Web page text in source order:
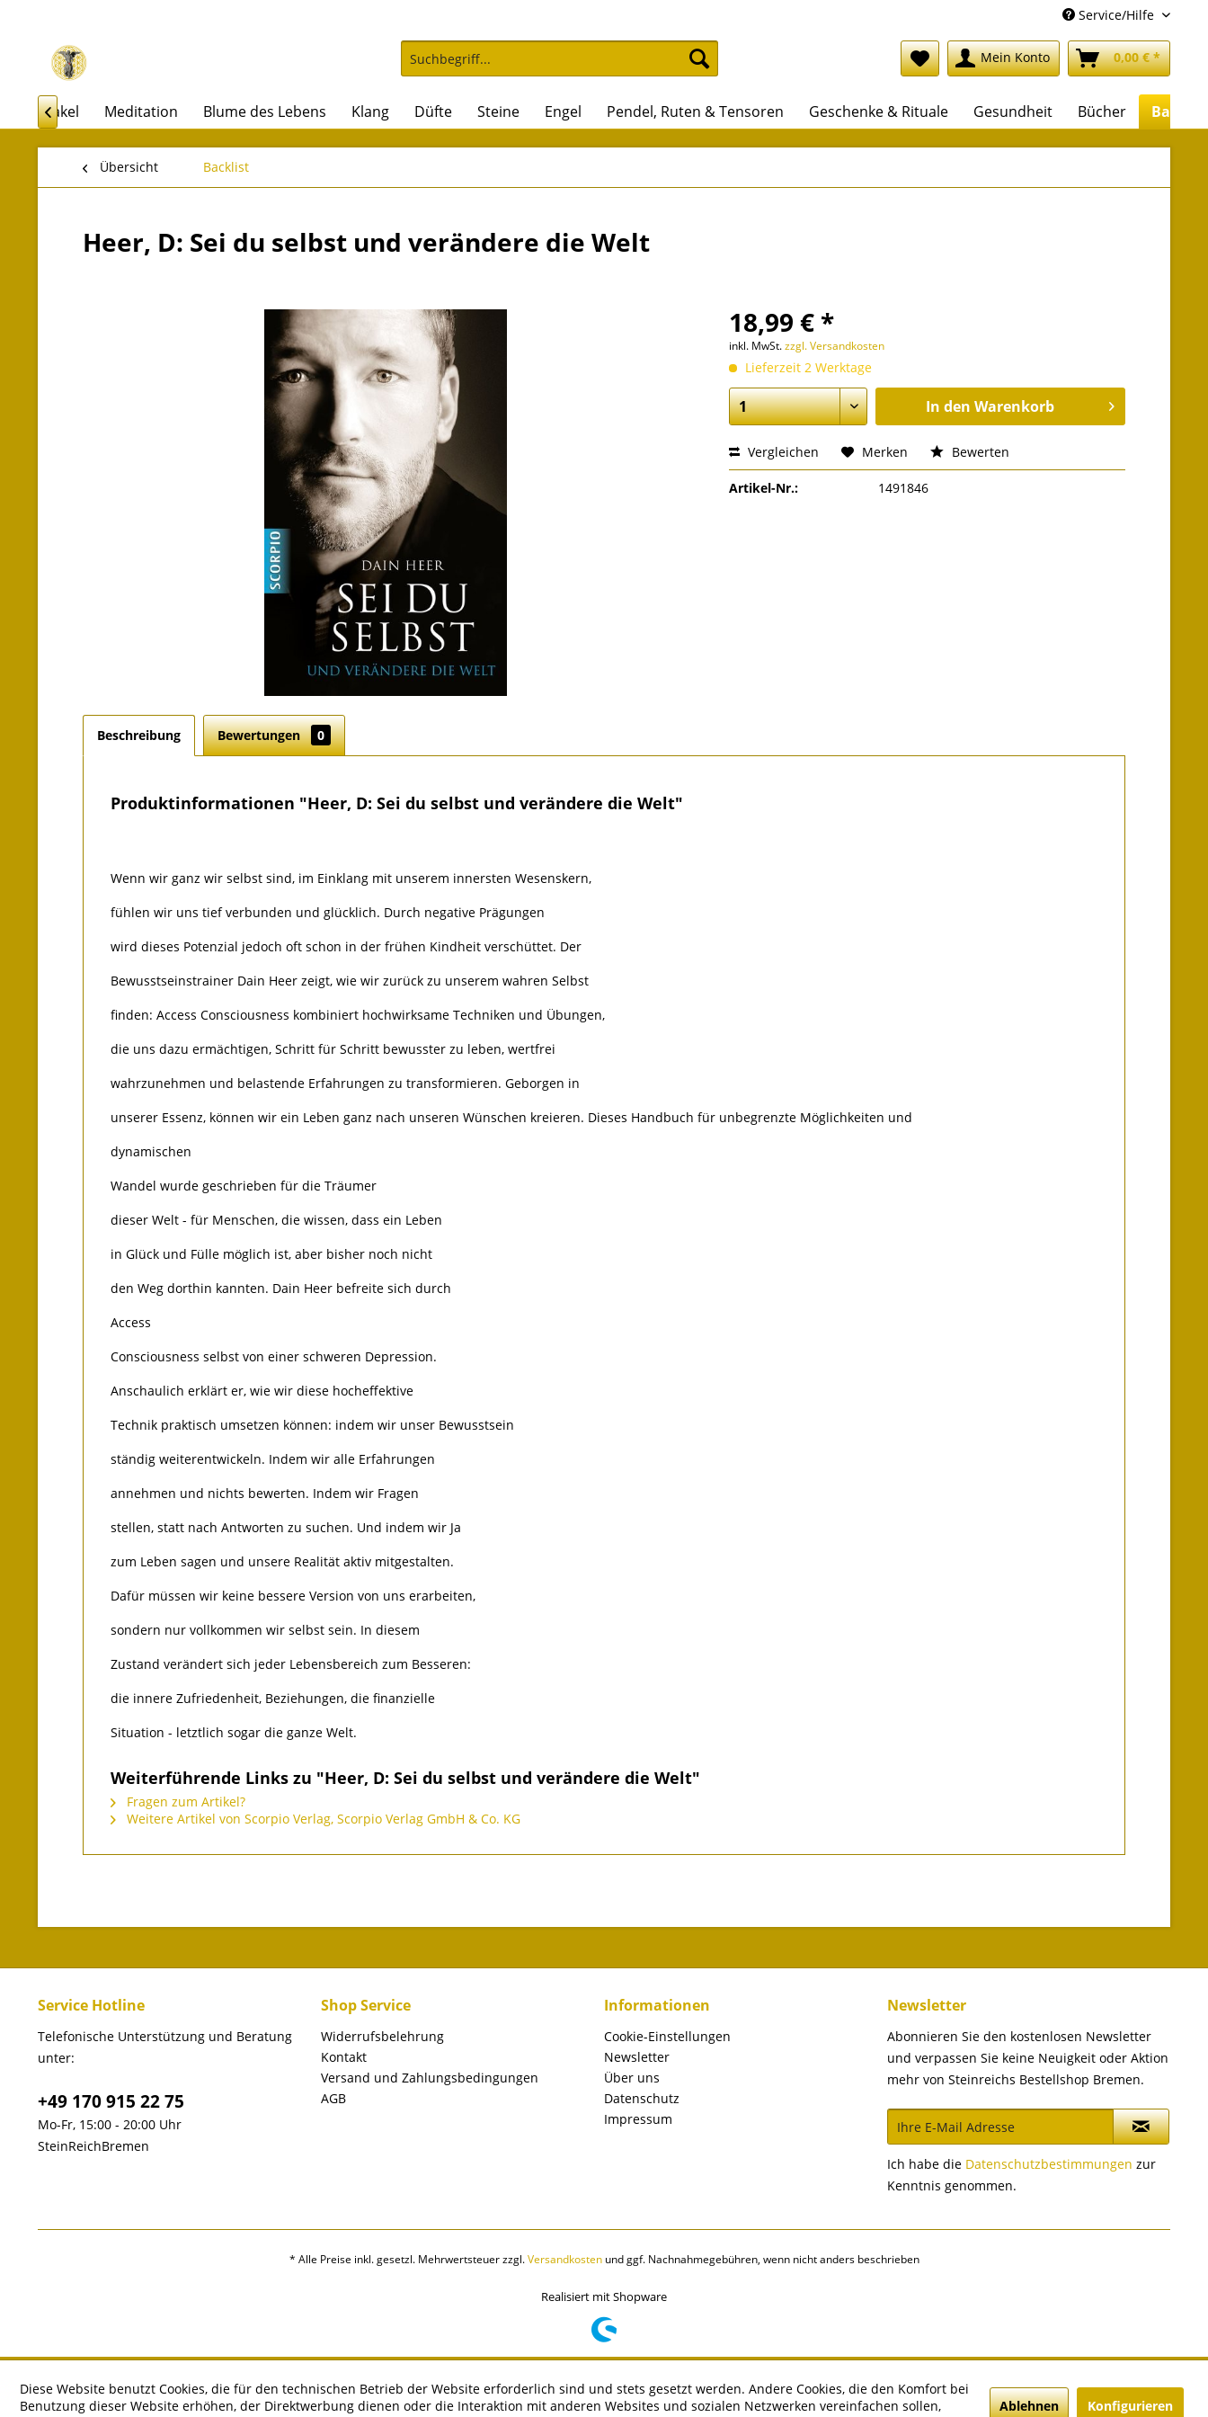
Service/Hilfe
Mein Konto 0,00 € *
& Orakel Meditation Blume des Lebens Klang Düfte Steine Engel Pendel, Ruten & Tensoren Geschenke & Rituale Gesundheit Bücher Backlist

Übersicht Backlist
Heer, D: Sei du selbst und verändere die Welt
18,99 € *
inkl. MwSt.zzgl. Versandkosten
Lieferzeit 2 Werktage
In den Warenkorb
Vergleichen Merken Bewerten
Artikel-Nr.: 1491846
Beschreibung Bewertungen 0
Produktinformationen "Heer, D: Sei du selbst und verändere die Welt"
Wenn wir ganz wir selbst sind, im Einklang mit unserem innersten Wesenskern,
fühlen wir uns tief verbunden und glücklich. Durch negative Prägungen
wird dieses Potenzial jedoch oft schon in der frühen Kindheit verschüttet. Der
Bewusstseinstrainer Dain Heer zeigt, wie wir zurück zu unserem wahren Selbst
finden: Access Consciousness kombiniert hochwirksame Techniken und Übungen,
die uns dazu ermächtigen, Schritt für Schritt bewusster zu leben, wertfrei
wahrzunehmen und belastende Erfahrungen zu transformieren. Geborgen in
unserer Essenz, können wir ein Leben ganz nach unseren Wünschen kreieren. Dieses Handbuch für unbegrenzte Möglichkeiten und
dynamischen
Wandel wurde geschrieben für die Träumer
dieser Welt - für Menschen, die wissen, dass ein Leben
in Glück und Fülle möglich ist, aber bisher noch nicht
den Weg dorthin kannten. Dain Heer befreite sich durch
Access
Consciousness selbst von einer schweren Depression.
Anschaulich erklärt er, wie wir diese hocheffektive
Technik praktisch umsetzen können: indem wir unser Bewusstsein
ständig weiterentwickeln. Indem wir alle Erfahrungen
annehmen und nichts bewerten. Indem wir Fragen
stellen, statt nach Antworten zu suchen. Und indem wir Ja
zum Leben sagen und unsere Realität aktiv mitgestalten.
Dafür müssen wir keine bessere Version von uns erarbeiten,
sondern nur vollkommen wir selbst sein. In diesem
Zustand verändert sich jeder Lebensbereich zum Besseren:
die innere Zufriedenheit, Beziehungen, die finanzielle
Situation - letztlich sogar die ganze Welt.
Weiterführende Links zu "Heer, D: Sei du selbst und verändere die Welt"
Fragen zum Artikel?
Weitere Artikel von Scorpio Verlag, Scorpio Verlag GmbH & Co. KG
Service Hotline
Telefonische Unterstützung und Beratung
unter:
+49 170 915 22 75
Mo-Fr, 15:00 - 20:00 Uhr
SteinReichBremen
Shop Service
Widerrufsbelehrung
Kontakt
Versand und Zahlungsbedingungen
AGB
Informationen
Cookie-Einstellungen
Newsletter
Über uns
Datenschutz
Impressum
Newsletter
Abonnieren Sie den kostenlosen Newsletter
und verpassen Sie keine Neuigkeit oder Aktion
mehr von Steinreichs Bestellshop Bremen.
Ich habe die Datenschutzbestimmungen zur
Kenntnis genommen.
* Alle Preise inkl. gesetzl. Mehrwertsteuer zzgl.Versandkostenund ggf. Nachnahmegebühren, wenn nicht anders beschrieben
Realisiert mit Shopware
Diese Website benutzt Cookies, die für den technischen Betrieb der Website erforderlich sind und stets gesetzt werden. Andere Cookies, die den Komfort bei
Benutzung dieser Website erhöhen, der Direktwerbung dienen oder die Interaktion mit anderen Websites und sozialen Netzwerken vereinfachen sollen,
Ablehnen Konfigurieren